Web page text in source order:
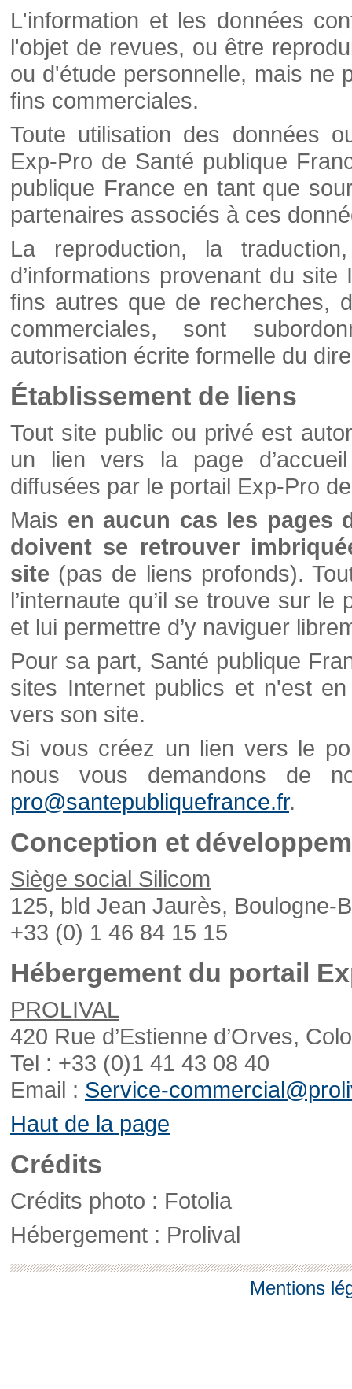
L'information et les données
l'objet de revues, ou être
ou d'étude personnelle, mais ne
fins commerciales.
Toute utilisation des données
Exp-Pro de Santé publique
publique France en tant que
partenaires associés à ces
La reproduction, la
d’informations provenant du
fins autres que de recherches,
commerciales, sont
autorisation écrite formelle du
Établissement de liens
Tout site public ou privé est
un lien vers la page
diffusées par le portail Exp-Pro
Mais en aucun cas les pages
doivent se retrouver
site (pas de liens profonds).
l’internaute qu’il se trouve sur
et lui permettre d’y naviguer
Pour sa part, Santé publique
sites Internet publics et n'est
vers son site.
Si vous créez un lien vers le
nous vous demandons de
pro@santepubliquefrance.fr.
Conception et
Siège social Silicom
125, bld Jean Jaurès, Boulogne-
+33 (0) 1 46 84 15 15
Hébergement du portail
PROLIVAL
420 Rue d’Estienne d’Orves,
Tel : +33 (0)1 41 43 08 40
Email : Service-
Haut de la page
Crédits
Crédits photo : Fotolia
Hébergement : Prolival
Mentions